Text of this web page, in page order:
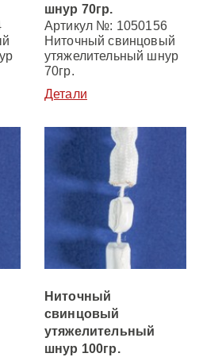
шнур 70гр.
Артикул №: 1050156
Ниточный свинцовый
утяжелительный шнур
70гр.
Детали
Ниточный
свинцовый
утяжелительный
шнур 100гр.